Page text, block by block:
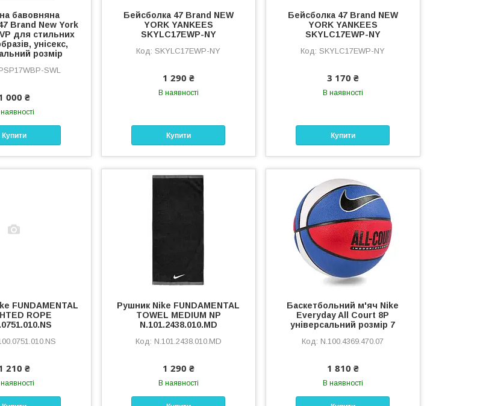
бавовняна
Brand New York
для стильних
унісекс,
розмір
SWL
000 ₴
Купити
Бейсболка 47 Brand NEW
YORK YANKEES
SKYLC17EWP-NY
SKYLC17EWP-NY
1 290 ₴
В наявності
Купити
Бейсболка 47 Brand NEW
YORK YANKEES
SKYLC17EWP-NY
SKYLC17EWP-NY
3 170 ₴
В наявності
Купити
FUNDAMENTAL
ROPE
210 ₴
Рушник Nike FUNDAMENTAL
TOWEL MEDIUM NP
N.101.2438.010.MD
N.101.2438.010.MD
1 290 ₴
В наявності
Баскетбольний м'яч Nike
Everyday All Court 8P
універсальний розмір 7
N.100.4369.470.07
1 810 ₴
В наявності